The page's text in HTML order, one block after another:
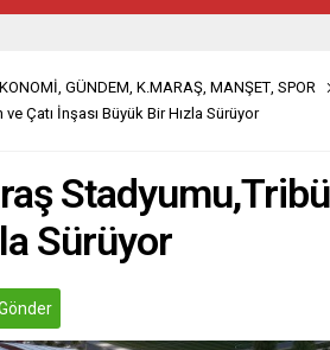
, GÜNDEM, K.MARAŞ, MANŞET, SPOR
Çatı İnşası Büyük Bir Hızla Sürüyor
Sürüyor